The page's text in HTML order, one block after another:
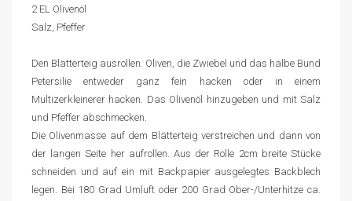
2 EL Olivenöl
Salz, Pfeffer
Den Blätterteig ausrollen. Oliven, die Zwiebel und das halbe Bund
Petersilie entweder ganz fein hacken oder in einem
Multizerkleinerer hacken. Das Olivenöl hinzugeben und mit Salz
und Pfeffer abschmecken.
Die Olivenmasse auf dem Blätterteig verstreichen und dann von
der langen Seite her aufrollen. Aus der Rolle 2cm breite Stücke
schneiden und auf ein mit Backpapier ausgelegtes Backblech
legen. Bei 180 Grad Umluft oder 200 Grad Ober-/Unterhitze ca.